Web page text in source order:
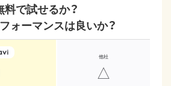
料で試せるか？
ォーマンスは良いか？
△